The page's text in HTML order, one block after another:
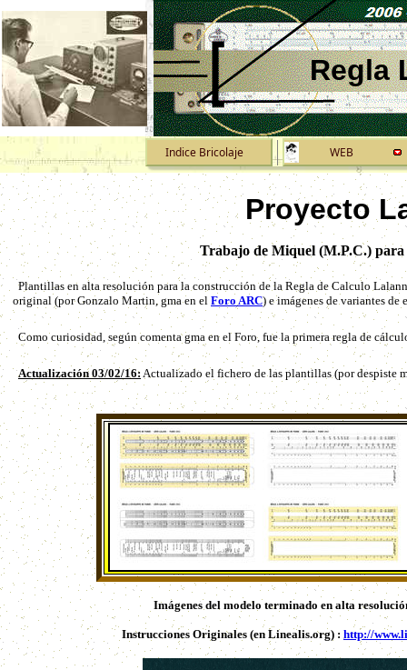
Regla
Indice Bricolaje WEB
Proyecto
Trabajo de Miquel (M.P.C.)
Plantillas en alta resolución para la construcción de la Regla de Calculo
original (por Gonzalo Martin, gma en el Foro ARC) e imágenes de variantes de
Como curiosidad, según comenta gma en el Foro, fue la primera regla de
Actualización 03/02/16: Actualizado el fichero de las plantillas (por despiste
Imágenes del modelo terminado en alta
Instrucciones Originales (en Linealis.org) : http://